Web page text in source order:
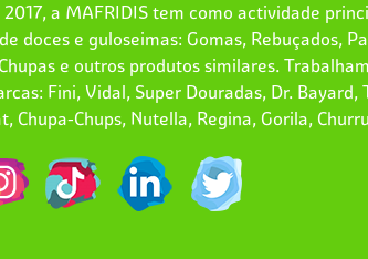
2017, a MAFRIDIS tem como actividade
doces e guloseimas: Gomas, Rebuçados,
e outros produtos similares.
Fini, Vidal, Super Douradas, Dr. Bayard,
Chupa-Chups, Nutella, Regina, Gorila,